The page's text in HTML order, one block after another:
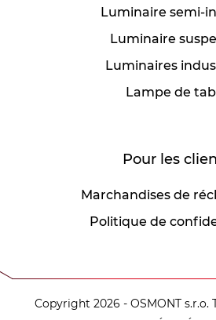
Luminaire semi-
Luminaire
Luminaires
Lampe de
Pour les
Marchandises de
Politique de
Copyright 2026 - OSMONT s.r.o.